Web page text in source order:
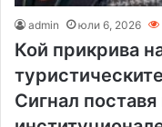
admin юли 6, 2026
Кой прикрива
Сигнал